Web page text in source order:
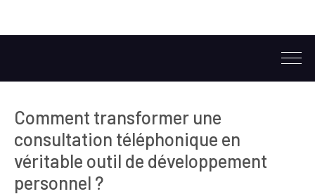
Comment transformer une
consultation téléphonique en
véritable outil de développement
personnel ?